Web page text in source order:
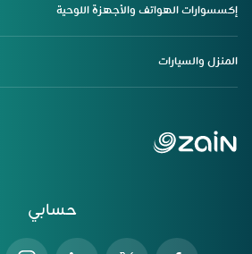
حسابي
إكسسوارات الهواتف والأجهزة اللوحية
المنزل والسيارات